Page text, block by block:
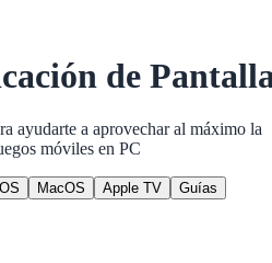
de
ayudarte a aprovechar al máximo la
móviles en PC
MacOS Apple TV
Guías